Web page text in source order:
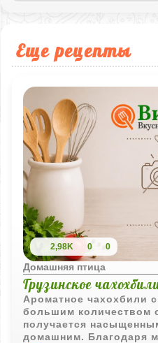
Еще рецепты
2,98K 0 0
Домашняя птица
Грузинское
Ароматное чахохбили
большим количеством
получается
домашним. Благодаря